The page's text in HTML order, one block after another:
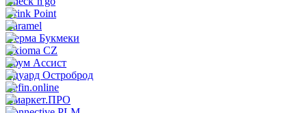
Drink Point
Caramel
Ферма Букмеки
Axioma CZ
Хоум Ассист
Эдуард Остроброд
Refin.online
Нмаркет.ПРО